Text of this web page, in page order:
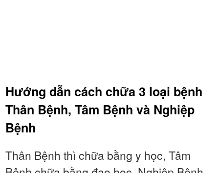
Hướng dẫn cách chữa 3 loại bệnh
Thân Bệnh, Tâm Bệnh và Nghiệp
Bệnh
Thân Bệnh thì chữa bằng y học, Tâm